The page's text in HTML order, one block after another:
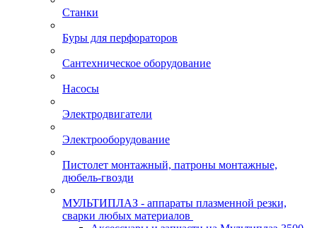
Станки
Буры для перфораторов
Сантехническое оборудование
Насосы
Электродвигатели
Электрооборудование
Пистолет монтажный, патроны монтажные,
дюбель-гвозди
МУЛЬТИПЛАЗ - аппараты плазменной резки,
сварки любых материалов